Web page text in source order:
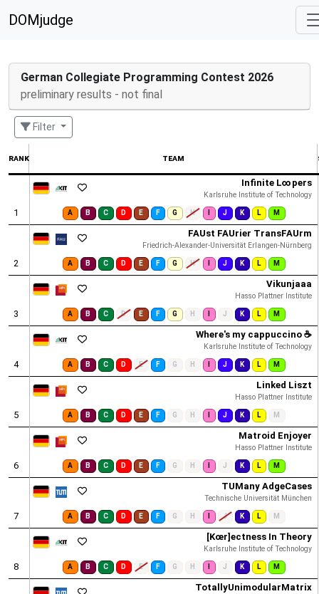
DOMjudge
German Collegiate Programming Contest 2026
preliminary results - not final
Filter
rank team
Infinite L∞pers
Karlsruhe Institute of Technology
1 A B C D E F G H J K L M
FAUst FAUrier TransFAUrm
Friedrich-Alexander-Universität Erlangen-Nürnberg
2 A B C D E F G H J K L M
Vikunjaaa
Hasso Plattner Institute
3 A B C D E F G H J K L M
Where's my cappuccino ☕
Karlsruhe Institute of Technology
4 A B C D E F G H J K L M
Linked Liszt
Hasso Plattner Institute
5 A B C D E F G H J K L M
Matroid Enjoyer
Hasso Plattner Institute
6 A B C D E F G H J K L M
TUMany AdgeCases
Technische Universität München
7 A B C D E F G H J K L M
[Kœr]ectness In Theory
Karlsruhe Institute of Technology
8 A B C D E F G H J K L M
TotallyUnimodularMatrix